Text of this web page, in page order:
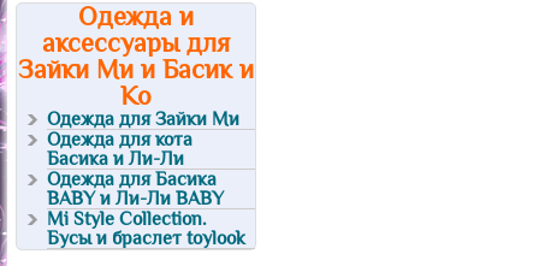
Одежда и
аксессуары для
Зайки Ми и Басик и
Ко
Одежда для Зайки Ми
Одежда для кота
Басика и Ли-Ли
Одежда для Басика
BABY и Ли-Ли BABY
Mi Style Collection.
Бусы и браслет toylook